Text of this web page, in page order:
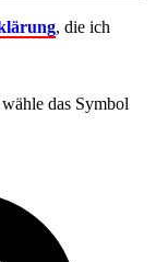
, die ich
das Symbol